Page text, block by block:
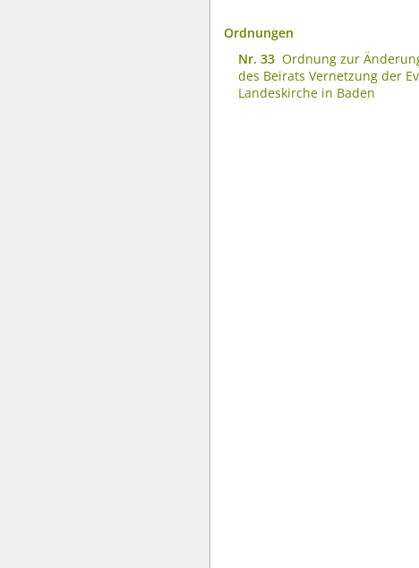
Ordnungen
Nr. 33 Ordnung zur
des Beirats Vernetzung der
Landeskirche in Baden